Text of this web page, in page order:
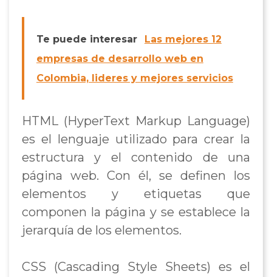
Te puede interesar
Las mejores 12
empresas de desarrollo web en
Colombia, lideres y mejores servicios
HTML (HyperText Markup Language)
es el lenguaje utilizado para crear la
estructura y el contenido de una
página web. Con él, se definen los
elementos y etiquetas que
componen la página y se establece la
jerarquía de los elementos.
CSS (Cascading Style Sheets) es el